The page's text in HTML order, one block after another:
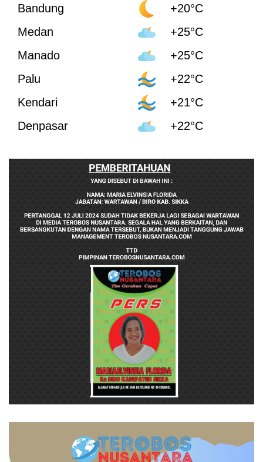
Bandung
+20°C
Medan
+25°C
Manado
+25°C
Palu
+22°C
Kendari
+21°C
Denpasar
+22°C